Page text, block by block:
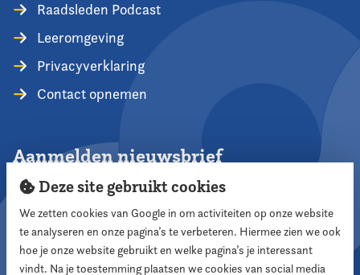
Raadsleden Podcast
Leeromgeving
Privacyverklaring
Contact opnemen
Aanmelden nieuwsbrief
Aanmelden
Deze site gebruikt cookies
We zetten cookies van Google in om activiteiten op onze website
te analyseren en onze pagina’s te verbeteren. Hiermee zien we ook
hoe je onze website gebruikt en welke pagina’s je interessant
vindt. Na je toestemming plaatsen we cookies van social media